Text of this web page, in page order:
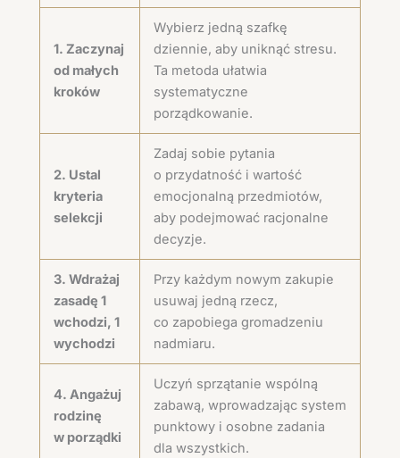
1. Zaczynaj
od małych
kroków
Wybierz jedną szafkę
dziennie, aby uniknąć stresu.
Ta metoda ułatwia
systematyczne
porządkowanie.
2. Ustal
kryteria
selekcji
Zadaj sobie pytania
o przydatność i wartość
emocjonalną przedmiotów,
aby podejmować racjonalne
decyzje.
3. Wdrażaj
zasadę 1
wchodzi, 1
wychodzi
Przy każdym nowym zakupie
usuwaj jedną rzecz,
co zapobiega gromadzeniu
nadmiaru.
4. Angażuj
rodzinę
w porządki
Uczyń sprzątanie wspólną
zabawą, wprowadzając system
punktowy i osobne zadania
dla wszystkich.